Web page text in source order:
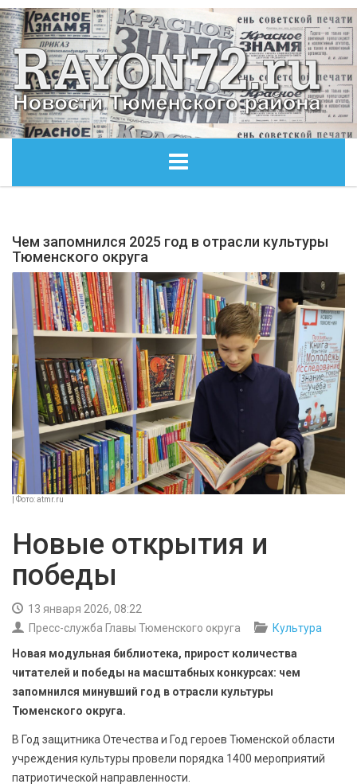
ОБЩЕСТВО
ЭКОНОМИКА
КУЛЬТУРА
БЕЗОПАСНОСТЬ
СПОРТ
АРХИВ PDF
Чем запомнился 2025 год в отрасли культуры
Тюменского округа
| Фото: atmr.ru
Новые открытия и
победы
13 января 2026, 08:22
Пресс-служба Главы Тюменского округа
Культура
Новая модульная библиотека, прирост количества
читателей и победы на масштабных конкурсах: чем
запомнился минувший год в отрасли культуры
Тюменского округа.
В Год защитника Отечества и Год героев Тюменской области
учреждения культуры провели порядка 1400 мероприятий
патриотической направленности.